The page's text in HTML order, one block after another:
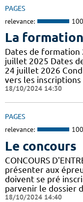
PAGES
relevance:
La formation
Dates de formation
juillet 2025 Dates
24 juillet 2026
vers les
18/10/2024 14:30
PAGES
relevance:
Le concours
CONCOURS
présenter aux
doivent se pré
parvenir le dossier
18/10/2024 14:40